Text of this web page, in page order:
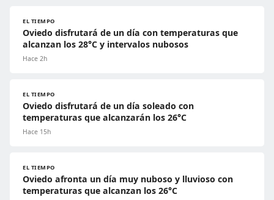
EL TIEMPO
Oviedo disfrutará de un día con temperaturas que
alcanzan los 28°C y intervalos nubosos
Hace 2h
EL TIEMPO
Oviedo disfrutará de un día soleado con
temperaturas que alcanzarán los 26°C
Hace 15h
EL TIEMPO
Oviedo afronta un día muy nuboso y lluvioso con
temperaturas que alcanzan los 26°C